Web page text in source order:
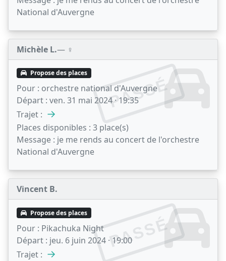
National d'Auvergne
Michèle L.— ♀️
PASSÉ
Propose des places
Pour : orchestre national d'Auvergne
Départ : ven. 31 mai 2024 · 19:35
Trajet : →
Places disponibles : 3 place(s)
Message : je me rends au concert de l'orchestre
National d'Auvergne
Vincent B.
PASSÉ
Propose des places
Pour : Pikachuka Night
Départ : jeu. 6 juin 2024 · 19:00
Trajet : →